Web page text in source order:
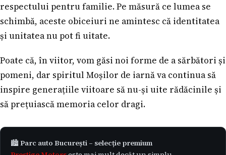
respectului pentru familie. Pe măsură ce lumea se
schimbă, aceste obiceiuri ne amintesc că identitatea
și unitatea nu pot fi uitate.
Poate că, în viitor, vom găsi noi forme de a sărbători și
pomeni, dar spiritul Moșilor de iarnă va continua să
inspire generațiile viitoare să nu-și uite rădăcinile și
să prețuiască memoria celor dragi.
🏙️ Parc auto București – selecție premium